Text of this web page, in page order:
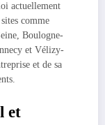
actuellement
comme
Boulogne-
et Vélizy-
et de sa
et